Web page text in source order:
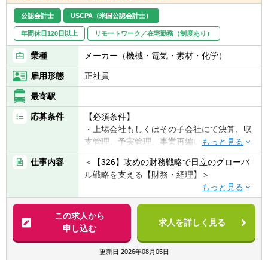
【具体的には】
■職務内容に記載した業務について、チーム
メンバーが作成する資料を会計士や税理士の
目線でのチェックから始まり、監査対応等を
含む、決算業務全般を経験した後に、マネジ
メント・全体統括を担当お任せする予定で
す。
2018年度からIFRSを導入しています。NTT
データグループは上場廃止となったものの、
NTTグループにおけるその経営上の位置づ
け、業績開示の重要性は増加しており、特に
決算業務においては、専門的な知見を十分に
活かせる環境があります。
【組織】
アカウンティング事業部 第三サービス部
決算担当 約50名
アカウンティング事業部 第四サービス部
会計制度担当 約15名
公認会計士 USCPA（米国公認会計士）
年間休日120日以上 リモートワーク／在宅勤務（制度あり）
業種 メーカー（機械・電気・素材・化学）
雇用形態 正社員
最寄駅
応募条件
【必須条件】
・上場会社もしくはその子会社にて決算、収
支管理、予実管理、事業再編いずれかの経験
をお持ちの方(2年以上)
・TOEIC730点以上
・FP&Aもしくは連結決算のご経験をお持ち
の方(2年以上)
【求める人物像】※期待行動・コンピテンシ
ー等
仕事内容
＜【326】攻めの財務戦略で日立のグローバ
ル戦略を支える【財務・経理】＞
【配属組織名】
財務統括本部 経理部 もしくは 財務戦略部
を想定
【職務概要】
この求人から
申し込む
求人を詳しく見る
更新日 2026年08月05日